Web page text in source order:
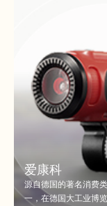
爱康科
源自德国的著名消费
一，在德国大工业博